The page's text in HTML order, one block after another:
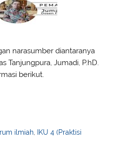
narasumber diantaranya
Tanjungpura, Jumadi, P.hD.
berikut.
ilmiah
IKU 4 (Praktisi